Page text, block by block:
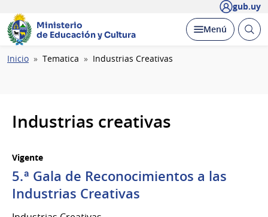
gub.uy
Ministerio
de Educación y Cultura
Desplegar
Menú Abrir
Ruta
Inicio Tematica Industrias Creativas
Industrias creativas
Vigente
5.ª Gala de Reconocimientos a las
Industrias Creativas